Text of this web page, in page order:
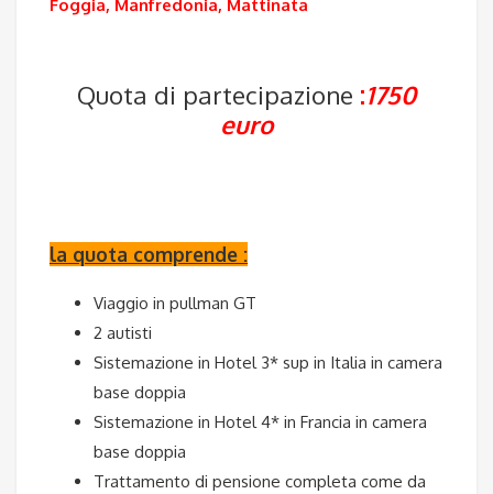
Foggia, Manfredonia, Mattinata
Quota di partecipazione :1750
euro
la quota comprende :
Viaggio in pullman GT
2 autisti
Sistemazione in Hotel 3* sup in Italia in camera
base doppia
Sistemazione in Hotel 4* in Francia in camera
base doppia
Trattamento di pensione completa come da